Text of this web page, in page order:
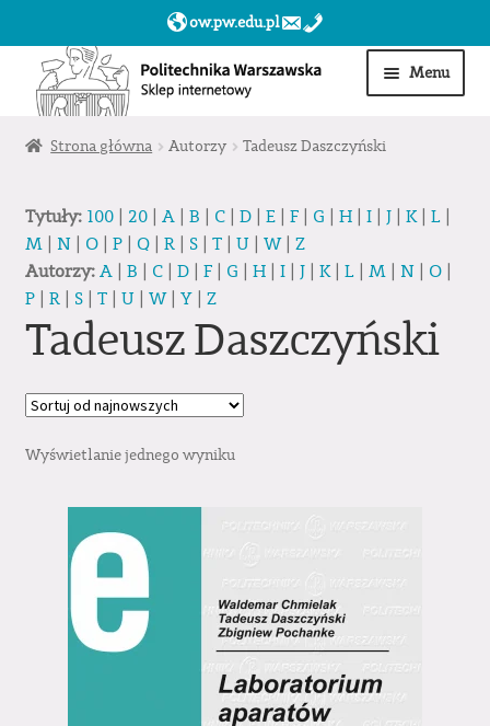
ow.pw.edu.pl
Przejdź
do
nawigacji
Przejdź
do
treści
Menu
Start
Moje konto
Obserwowane
Strona główna Autorzy Tadeusz Daszczyński
Tytuły: 100| 20| A| B C| D| E| F| G H| I| J| K| L|
M| N| O| P| Q| R| S| T| U W| Z
Autorzy: A| B C| D| F| G H| I| J| K| L| M| N| O|
P| R| S| T| U W| Y| Z
Tadeusz Daszczyński
Wyświetlanie jednego wyniku